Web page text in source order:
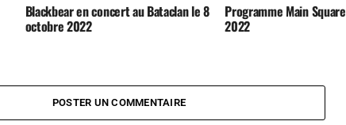
Blackbear en concert au Bataclan le 8
octobre 2022
Programme Main
2022
POSTER UN COMMENTAIRE